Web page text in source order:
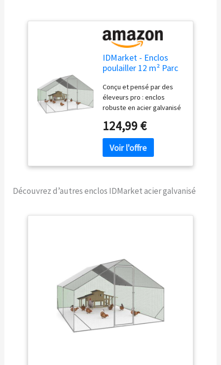
IDMarket - Enclos
poulailler 12 m² Parc
galvanisé - Avec filet
de toit
Conçu et pensé par des
éleveurs pro : enclos
robuste en acier galvanisé
m² Ce parc grillagé offre un
espace bien fermé pour
protéger vos volailles
Pratique avec sa porte à
fermeture par loquet, c'est
dizaine de poules Équipé
4 x largeur 3 x hauteur 2 M
124,99 €
Découvrez d’autres enclos IDMarket acier galvanisé